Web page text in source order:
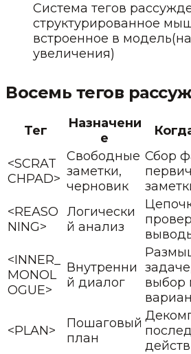
Система тегов
структурированное
встроенное в модель
увеличения)
Восемь тегов
Тег
Назначени
е
<SCRAT
CHPAD>
Свободные
заметки,
черновик
Сбор
<REASO
NING>
Логически
й анализ
<INNER_
MONOL
OGUE>
Внутренни
й диалог
выбор
<PLAN>
Пошаговый
план